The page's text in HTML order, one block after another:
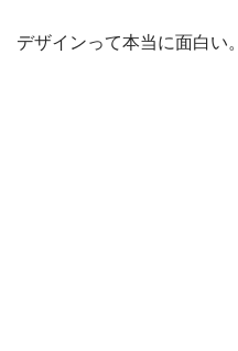
デザインって本当に面白い。